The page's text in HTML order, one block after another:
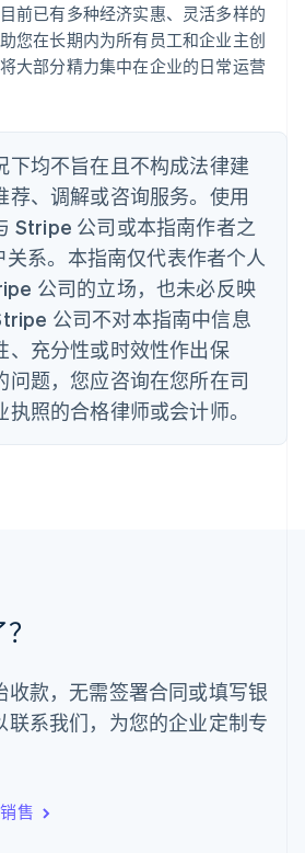
前已有多种经济实惠、灵活多样的
您在长期内为所有员工和企业主创
大部分精力集中在企业的日常运营
下均不旨在且不构成法律建
荐、调解或咨询服务。使用
Stripe 公司或本指南作者之
系。本指南仅代表作者个人
公司的立场，也未必反映
公司不对本指南中信息
、充分性或时效性作出保
问题，您应咨询在您所在司
照的合格律师或会计师。
收款，无需签署合同或填写银
联系我们，为您的企业定制专
售